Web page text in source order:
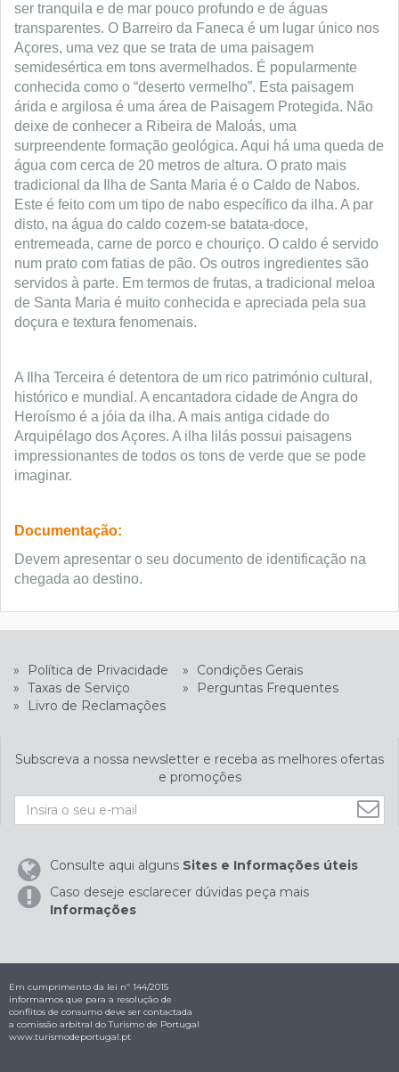
ser tranquila e de mar pouco profundo e de águas
transparentes. O Barreiro da Faneca é um lugar único nos
Açores, uma vez que se trata de uma paisagem
semidesértica em tons avermelhados. É popularmente
conhecida como o “deserto vermelho”. Esta paisagem
árida e argilosa é uma área de Paisagem Protegida. Não
deixe de conhecer a Ribeira de Maloás, uma
surpreendente formação geológica. Aqui há uma queda de
água com cerca de 20 metros de altura. O prato mais
tradicional da Ilha de Santa Maria é o Caldo de Nabos.
Este é feito com um tipo de nabo específico da ilha. A par
disto, na água do caldo cozem-se batata-doce,
entremeada, carne de porco e chouriço. O caldo é servido
num prato com fatias de pão. Os outros ingredientes são
servidos à parte. Em termos de frutas, a tradicional meloa
de Santa Maria é muito conhecida e apreciada pela sua
doçura e textura fenomenais.
A Ilha Terceira é detentora de um rico património cultural,
histórico e mundial. A encantadora cidade de Angra do
Heroísmo é a jóia da ilha. A mais antiga cidade do
Arquipélago dos Açores. A ilha lilás possui paisagens
impressionantes de todos os tons de verde que se pode
imaginar.
Documentação:
Devem apresentar o seu documento de identificação na
chegada ao destino.
» Política de Privacidade »
Condições Gerais
» Taxas de Serviço »
Perguntas Frequentes
»
Livro de Reclamações
Subscreva a nossa newsletter e receba as melhores ofertas
e promoções
Consulte aqui alguns Sites e Informações úteis
Caso deseje esclarecer dúvidas peça mais
Informações
Em cumprimento da lei nº 144/2015
informamos que para a resolução de
conflitos de consumo deve ser contactada
a comissão arbitral do Turismo de Portugal
www.turismodeportugal.pt